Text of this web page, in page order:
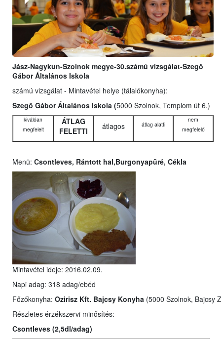
Jász-Nagykun-Szolnok megye-30.számú vizsgálat-Szegő
Gábor Általános Iskola
számú vizsgálat - Mintavétel helye (tálalókonyha):
Szegő Gábor Általános Iskola (5000 Szolnok, Templom út 6.)
kiválóan
megfelelt
ÁTLAG
FELETTI
átlagos átlag alatti
nem
megfelelő
Menü: Csontleves, Rántott hal,Burgonyapüré, Cékla
Mintavétel ideje: 2016.02.09.
Napi adag: 318 adag/ebéd
Főzőkonyha: Ozirisz Kft. Bajcsy Konyha (5000 Szolnok, Bajcsy
Részletes érzékszervi minősítés:
Csontleves (2,5dl/adag)